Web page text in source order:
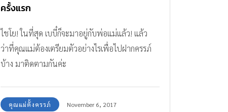
ครั้งแรก
ไชโย! ในที่สุด เบบี๋ก็จะมาอยู่กับพ่อแม่แล้ว! แล้ว
ว่าที่คุณแม่ต้องเตรียมตัวอย่างไรเพื่อไปฝากครรภ์
บ้าง มาติดตามกันค่ะ
คุณแม่ตั้งครรภ์ November 6, 2017